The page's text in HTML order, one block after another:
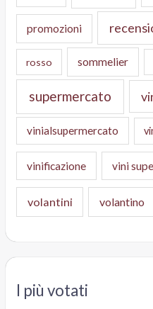
promozioni
rosso sommelier
supermercato
vinialsupermercato
vinificazione vini
volantini volantino
I più votati